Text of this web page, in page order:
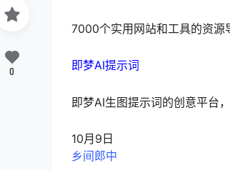
7000个实用网站和工具的资源
即梦AI提示词
即梦AI生图提示词的创意平台
10月9日
乡间郎中
0